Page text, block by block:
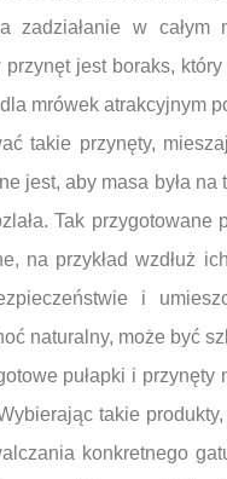
zadziałanie w
jest boraks,
mrówek atrakcyjnym
takie przynęty,
jest, aby masa była na
Tak
na przykład wzdłuż
i
naturalny, może być
pułapki i
takie
konkretnego